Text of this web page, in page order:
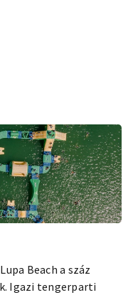
Beach a száz
Igazi tengerparti